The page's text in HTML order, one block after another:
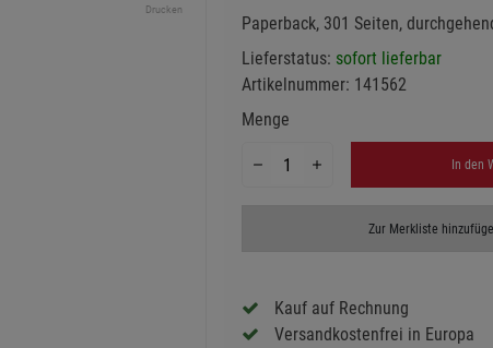
Drucken
Paperback, 301 Seiten,
Lieferstatus: sofort lieferbar
Artikelnummer: 141562
Menge
In den
Zur Merkliste
Kauf auf Rechnung
Versandkostenfrei in Europa